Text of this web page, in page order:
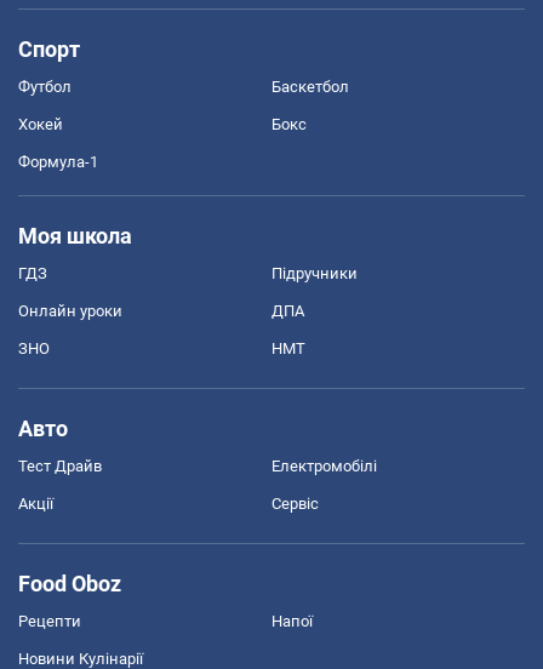
Спорт
Футбол Баскетбол
Хокей Бокс
Формула-1
Моя школа
ГДЗ Підручники
Онлайн уроки ДПА
ЗНО НМТ
Авто
Тест Драйв Електромобілі
Акції Сервіс
Food Oboz
Рецепти Напої
Новини Кулінарії